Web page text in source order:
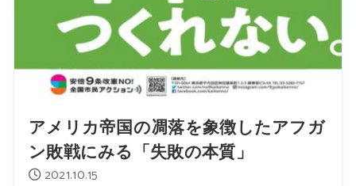
アメリカ帝国の凋落を象徴したアフガ
ン敗戦にみる「失敗の本質」
2021.10.15